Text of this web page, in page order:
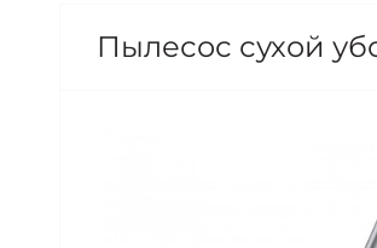
Пылесос сухой